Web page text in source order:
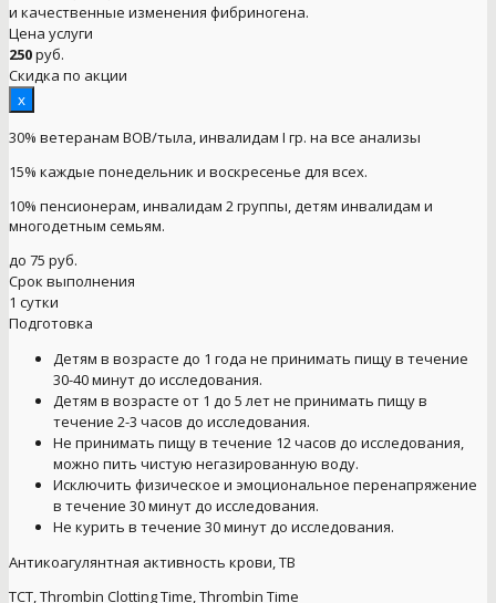
и качественные изменения фибриногена.
Цена услуги
250руб.
Скидка по акции
x
30% ветеранам ВОВ/тыла, инвалидам I гр. на все анализы
15% каждые понедельник и воскресенье для всех.
10% пенсионерам, инвалидам 2 группы, детям инвалидам и
многодетным семьям.
до 75 руб.
Срок выполнения
1 сутки
Подготовка
Детям в возрасте до 1 года не принимать пищу в течение
30-40 минут до исследования.
Детям в возрасте от 1 до 5 лет не принимать пищу в
течение 2-3 часов до исследования.
Не принимать пищу в течение 12 часов до исследования,
можно пить чистую негазированную воду.
Исключить физическое и эмоциональное перенапряжение
в течение 30 минут до исследования.
Не курить в течение 30 минут до исследования.
Антикоагулянтная активность крови, ТВ
TCT, Thrombin Clotting Time, Thrombin Time